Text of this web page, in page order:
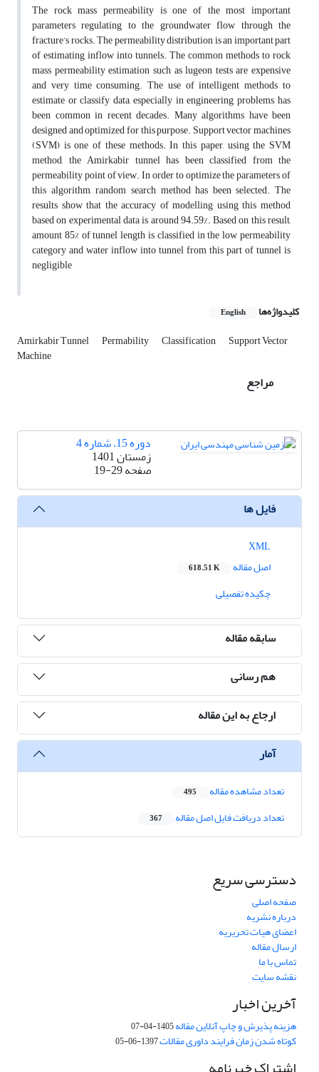
The rock mass permeability is one of the most important
parameters regulating to the groundwater flow through the
fracture’s rocks. The permeability distribution is an important part
of estimating inflow into tunnels. The common methods to rock
mass permeability estimation such as lugeon tests are expensive
and very time consuming. The use of intelligent methods to
estimate or classify data, especially in engineering problems, has
been common in recent decades. Many algorithms have been
designed and optimized for this purpose. Support vector machines
(SVM) is one of these methods. In this paper, using the SVM
method, the Amirkabir tunnel has been classified from the
permeability point of view. In order to optimize the parameters of
this algorithm, random search method has been selected. The
results show that the accuracy of modelling using this method
based on experimental data is around 94.59%. Based on this result,
amount 85% of tunnel length is classified in the low permeability
category and water inflow into tunnel from this part of tunnel is
negligible
کلیدواژه‌ها English
Amirkabir Tunnel Permability Classification Support Vector
Machine
مراجع
دوره 15، شماره 4
زمستان 1401
صفحه19-29
فایل ها
اصل مقاله
618.51 K
چکیده تفصیلی
سابقه مقاله
هم رسانی
ارجاع به این مقاله
آمار
تعداد مشاهده مقاله 495
تعداد دریافت فایل اصل مقاله 367
دسترسی سریع
صفحه اصلی
درباره نشریه
اعضای هیات تحریریه
ارسال مقاله
تماس با ما
نقشه سایت
آخرین اخبار
هزینه پذیرش و چاپ آنلاین مقاله1405-04-07
کوتاه شدن زمان فرایند داوری مقالات1397-06-05